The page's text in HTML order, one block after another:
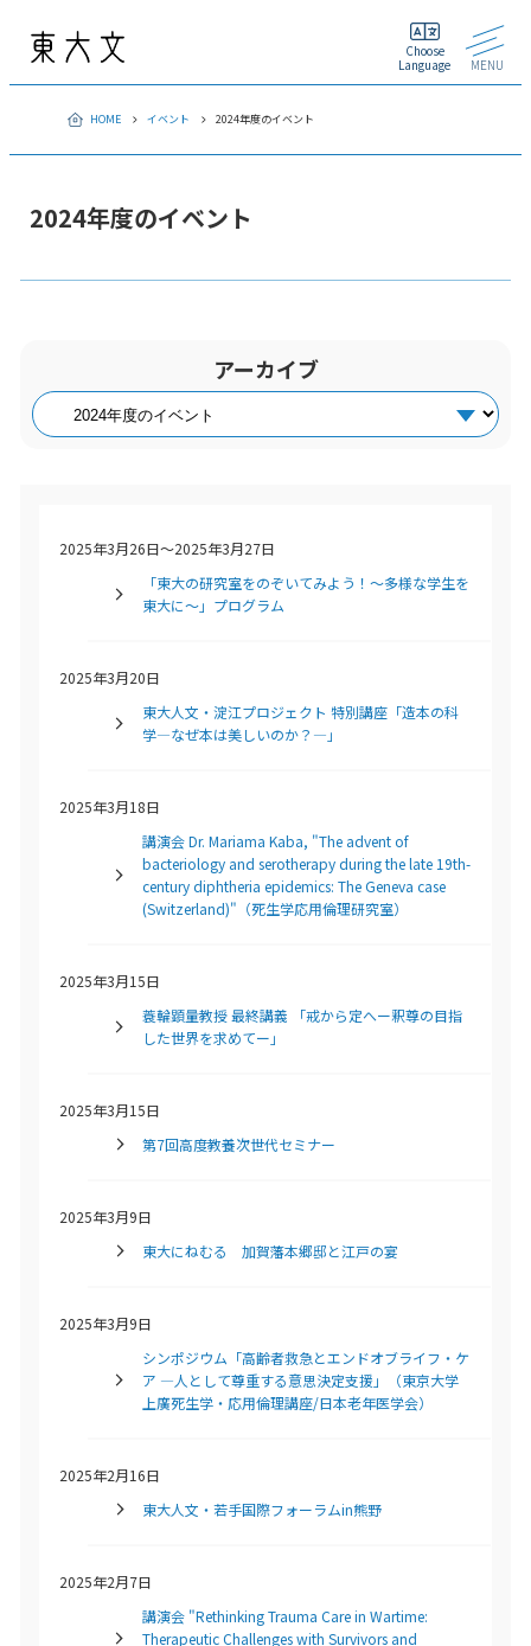
Choose
Language
MENU
HOME イベント 2024年度のイベント
2024年度のイベント
アーカイブ
2025年3月26日～2025年3月27日
「東大の研究室をのぞいてみよう！～多様な学生を
東大に～」プログラム
2025年3月20日
東大人文・淀江プロジェクト 特別講座「造本の科
学―なぜ本は美しいのか？―」
2025年3月18日
講演会 Dr. Mariama Kaba, "The advent of
bacteriology and serotherapy during the late 19th-
century diphtheria epidemics: The Geneva case
(Switzerland)"（死生学応用倫理研究室）
2025年3月15日
蓑輪顕量教授 最終講義 「戒から定へー釈尊の目指
した世界を求めてー」
2025年3月15日
第7回高度教養次世代セミナー
2025年3月9日
東大にねむる 加賀藩本郷邸と江戸の宴
2025年3月9日
シンポジウム「高齢者救急とエンドオブライフ・ケ
ア ―人として尊重する意思決定支援」（東京大学
上廣死生学・応用倫理講座/日本老年医学会）
2025年2月16日
東大人文・若手国際フォーラムin熊野
2025年2月7日
講演会 "Rethinking Trauma Care in Wartime:
Therapeutic Challenges with Survivors and